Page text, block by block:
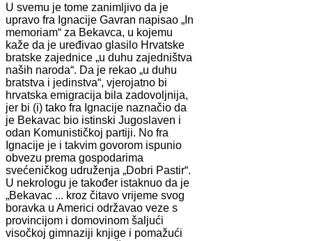
U svemu je tome zanimljivo da je
upravo fra Ignacije Gavran napisao „In
memoriam“ za Bekavca, u kojemu
kaže da je uređivao glasilo Hrvatske
bratske zajednice „u duhu zajedništva
naših naroda“. Da je rekao „u duhu
bratstva i jedinstva“, vjerojatno bi
hrvatska emigracija bila zadovoljnija,
jer bi (i) tako fra Ignacije naznačio da
je Bekavac bio istinski Jugoslaven i
odan Komunističkoj partiji. No fra
Ignacije je i takvim govorom ispunio
obvezu prema gospodarima
svećeničkog udruženja „Dobri Pastir“.
U nekrologu je također istaknuo da je
„Bekavac ... kroz čitavo vrijeme svog
boravka u Americi održavao veze s
provincijom i domovinom šaljući
visočkoj gimnaziji knjige i pomažući